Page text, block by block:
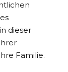
dieser
Familie.